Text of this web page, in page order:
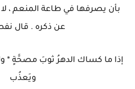
بأن يصرفها في طاعة المنعم ،
عن ذكره . قال
إذا ما كساك الدهرُ ثوبَ مصحَّةٍ *
ويَعذُب